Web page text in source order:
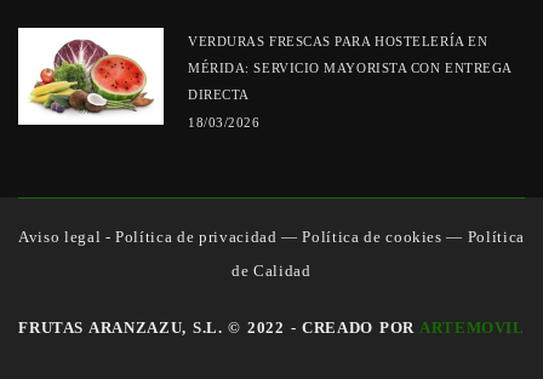
VERDURAS FRESCAS PARA HOSTELERÍA EN
MÉRIDA: SERVICIO MAYORISTA CON ENTREGA
DIRECTA
18/03/2026
Aviso legal - Política de privacidad —Política de cookies — Política
de Calidad
FRUTAS ARANZAZU, S.L. © 2022 - CREADO POR ARTEMOVIL